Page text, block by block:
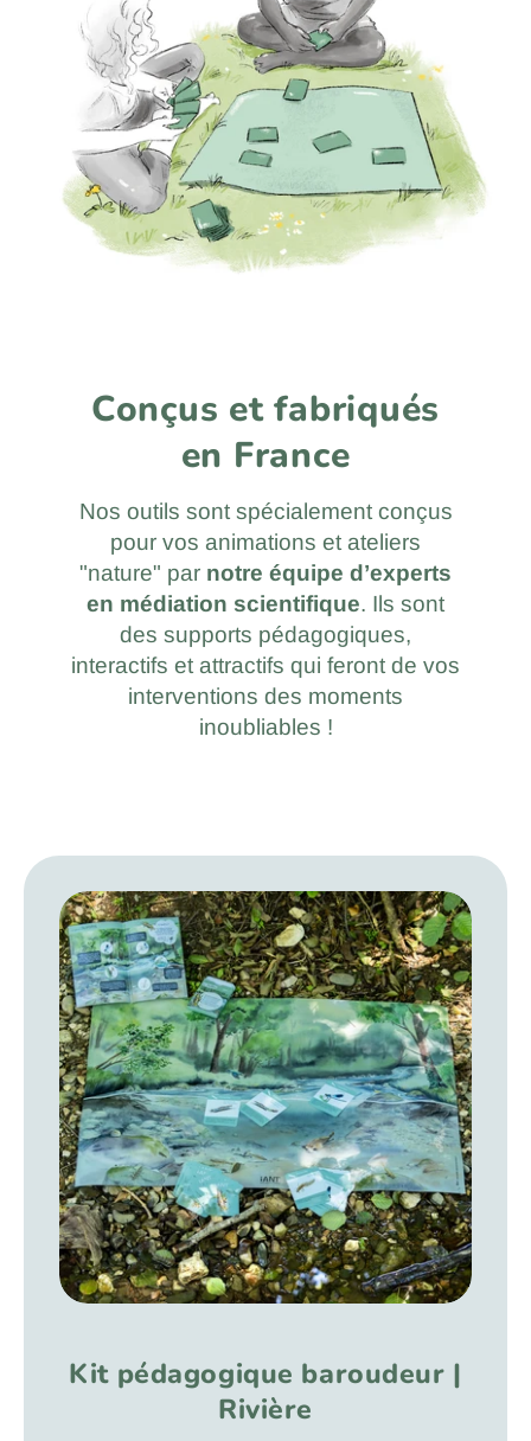
Conçus et fabriqués
en France
Nos outils sont spécialement conçus
pour vos animations et ateliers
"nature" par notre équipe d’experts
en médiation scientifique. Ils sont
des supports pédagogiques,
interactifs et attractifs qui feront de vos
interventions des moments
inoubliables !
Kit pédagogique baroudeur |
Rivière